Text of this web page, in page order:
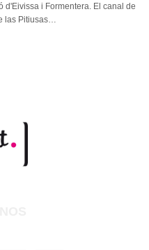
d'Eivissa i Formentera. El canal de
las Pitiusas…